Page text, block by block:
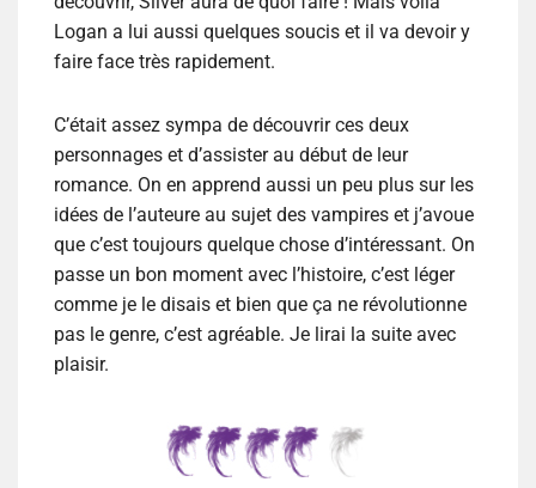
Logan a lui aussi quelques soucis et il va devoir y
faire face très rapidement.
C’était assez sympa de découvrir ces deux
personnages et d’assister au début de leur
romance. On en apprend aussi un peu plus sur les
idées de l’auteure au sujet des vampires et j’avoue
que c’est toujours quelque chose d’intéressant. On
passe un bon moment avec l’histoire, c’est léger
comme je le disais et bien que ça ne révolutionne
pas le genre, c’est agréable. Je lirai la suite avec
plaisir.